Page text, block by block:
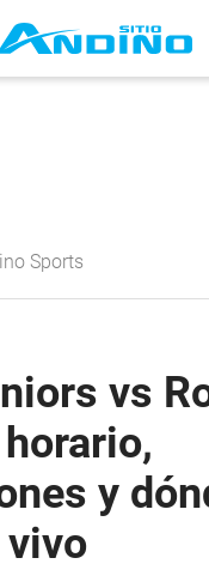
Sports
vs
y